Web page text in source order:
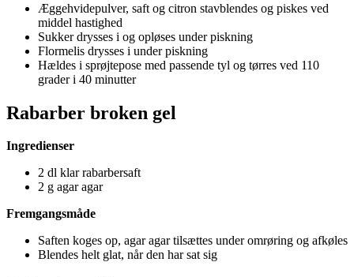
Æggehvidepulver, saft og citron stavblendes og piskes ved
middel hastighed
Sukker drysses i og opløses under piskning
Flormelis drysses i under piskning
Hældes i sprøjtepose med passende tyl og tørres ved 110
grader i 40 minutter
Rabarber broken gel
Ingredienser
2 dl klar rabarbersaft
2 g agar agar
Fremgangsmåde
Saften koges op, agar agar tilsættes under omrøring og afkøles
Blendes helt glat, når den har sat sig